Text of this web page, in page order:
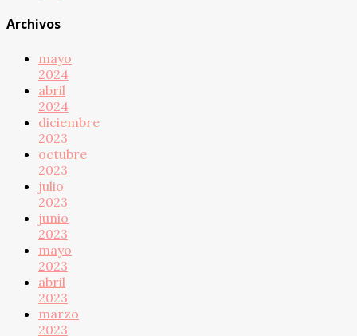
Archivos
mayo
2024
abril
2024
diciembre
2023
octubre
2023
julio
2023
junio
2023
mayo
2023
abril
2023
marzo
2023